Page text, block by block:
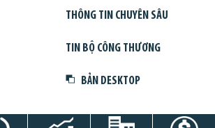
THÔNG TIN CHUYÊN SÂU
TIN BỘ CÔNG THƯƠNG
BẢN DESKTOP